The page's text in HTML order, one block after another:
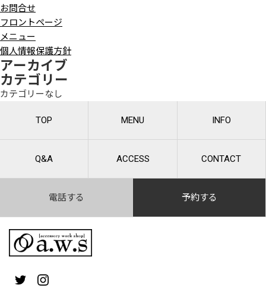
お問合せ
フロントページ
メニュー
個人情報保護方針
アーカイブ
カテゴリー
カテゴリーなし
TOP MENU INFO
Q&A ACCESS CONTACT
電話する 予約する